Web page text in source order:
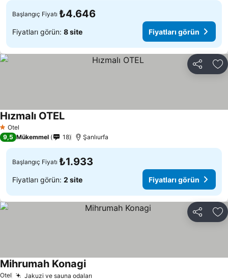
Başlangıç Fiyatı ₺4.646
Fiyatları görün: 8 site Fiyatları görün
Paylaş
1 Yıldız
Otel
Hızmalı OTELFiyatları görün
9,5 Mükemmel 18 Şanlıurfa
Başlangıç Fiyatı ₺1.933
Fiyatları görün: 2 site Fiyatları görün
Paylaş
Otel Jakuzi ve sauna odaları
Mihrumah KonagiFiyatları görün